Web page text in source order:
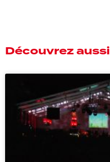
Découvrez aussi